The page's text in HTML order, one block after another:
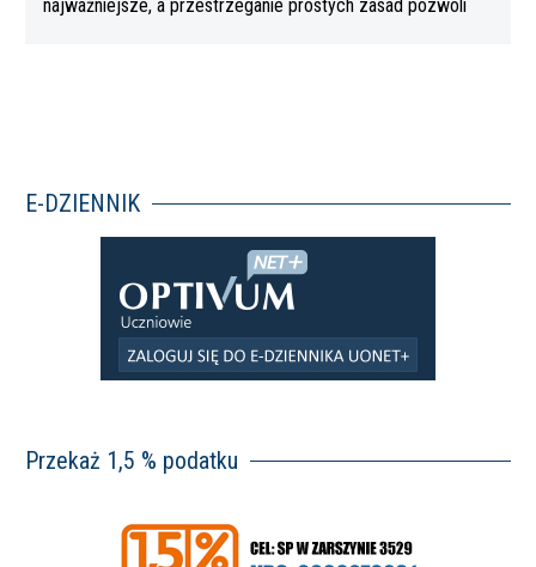
najważniejsze, a przestrzeganie prostych zasad pozwoli
E-DZIENNIK
Przekaż 1,5 % podatku